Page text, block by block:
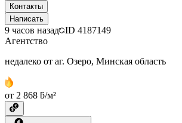
Контакты
Написать
9 часов назад ID 4187149
Агентство
недалеко от аг. Озеро, Минская область
от 2 868 ƃ/м²